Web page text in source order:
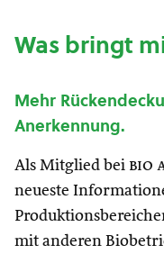
Was bringt
Mehr
Anerkennung.
Als Mitglied bei bio
neueste
mit anderen